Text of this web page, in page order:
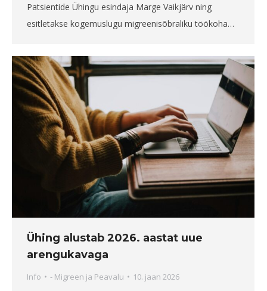
Patsientide Ühingu esindaja Marge Vaikjärv ning
esitletakse kogemuslugu migreenisõbraliku töökoha…
Ühing alustab 2026. aastat uue
arengukavaga
Info - Migreen ja Peavalu 10. jaan 2026